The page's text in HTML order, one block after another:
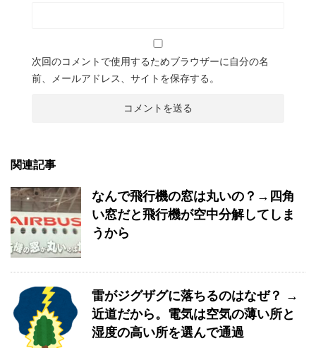
次回のコメントで使用するためブラウザーに自分の名
前、メールアドレス、サイトを保存する。
関連記事
なんで飛行機の窓は丸いの？→四角
い窓だと飛行機が空中分解してしま
うから
雷がジグザグに落ちるのはなぜ？ →
近道だから。電気は空気の薄い所と
湿度の高い所を選んで通過